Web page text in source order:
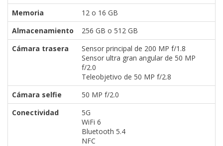
Memoria
12 o 16 GB
Almacenamiento
256 GB o 512 GB
Cámara trasera
Sensor principal de 200 MP f/1.8
Sensor ultra gran angular de 50 MP
f/2.0
Teleobjetivo de 50 MP f/2.8
Cámara selfie
50 MP f/2.0
Conectividad
5G
WiFi 6
Bluetooth 5.4
NFC